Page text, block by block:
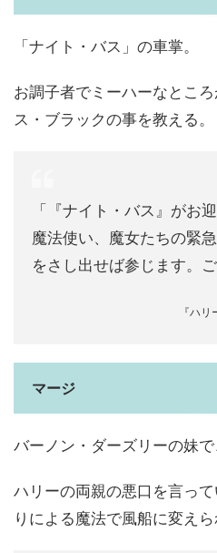
「ナイト・バス」の車掌。
お調子者でミーハーなとこ
ス・ブラックの事を教える。
「『ナイト・バス』がお
魔法使い、魔女たちの緊
をさし出せば参じます。
『ハ
マージ
バーノン・ダーズリーの妹で
ハリーの両親の悪口を言っ
りによる魔法で風船に変えら